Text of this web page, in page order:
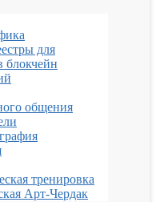
для
блокчейн
общения
тренировка
Арт-Чердак